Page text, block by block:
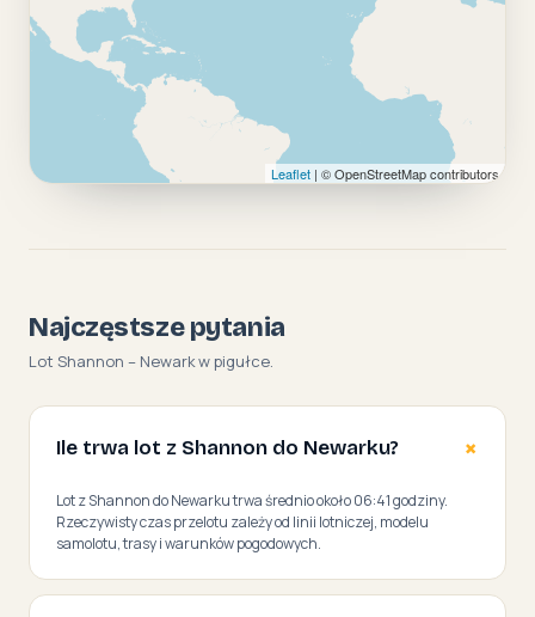
Leaflet | © OpenStreetMap contributors
Najczęstsze pytania
Lot Shannon – Newark w pigułce.
Ile trwa lot z Shannon do Newarku?
Lot z Shannon do Newarku trwa średnio około 06:41 godziny.
Rzeczywisty czas przelotu zależy od linii lotniczej, modelu
samolotu, trasy i warunków pogodowych.